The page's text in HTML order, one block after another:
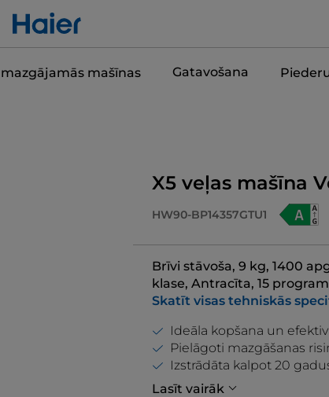
mašīnas Gatavošana
X5 veļas mašīna
HW90-BP14357GTU1
Brīvi stāvoša, 9 kg, 1400
klase, Antracīta, 15
Skatīt visas tehniskās
Ideāla kopšana un
Pielāgoti mazgāšanas
Izstrādāta kalpot 20
Lasīt vairāk